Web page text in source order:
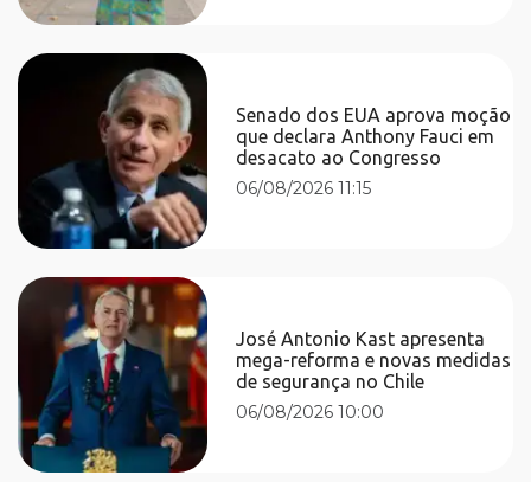
Senado dos EUA aprova moção
que declara Anthony Fauci em
desacato ao Congresso
06/08/2026 11:15
José Antonio Kast apresenta
mega-reforma e novas medidas
de segurança no Chile
06/08/2026 10:00